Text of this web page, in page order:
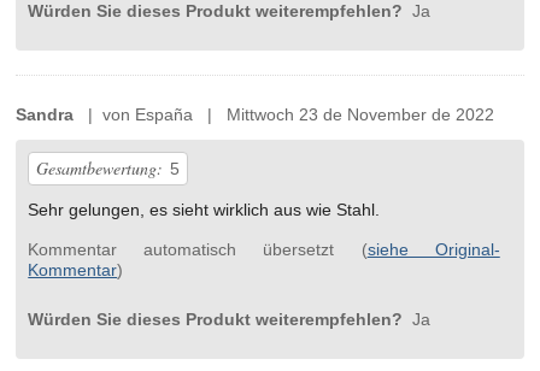
Würden Sie dieses Produkt weiterempfehlen? Ja
Sandra | von España | Mittwoch 23 de November de 2022
Gesamtbewertung: 5
Sehr gelungen, es sieht wirklich aus wie Stahl.
Kommentar automatisch übersetzt (siehe Original-
Kommentar)
Würden Sie dieses Produkt weiterempfehlen? Ja